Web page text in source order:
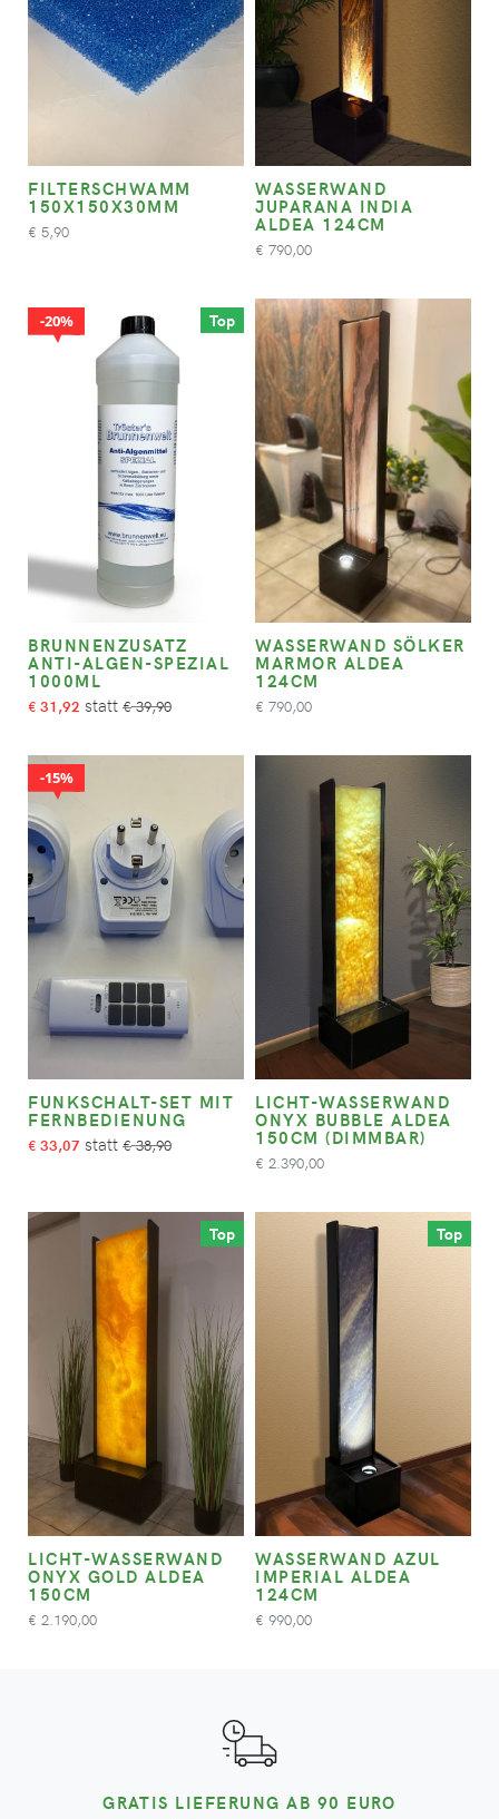
FILTERSCHWAMM
150X150X30MM
€ 5,90
WASSERWAND
JUPARANA INDIA
ALDEA 124CM
€ 790,00
Top
20%
BRUNNENZUSATZ
ANTI-ALGEN-SPEZIAL
1000ML
€ 31,92 €39,90
WASSERWAND SÖLKER
MARMOR ALDEA
124CM
€ 790,00
15%
FUNKSCHALT-SET MIT
FERNBEDIENUNG
€ 33,07 €38,90
LICHT-WASSERWAND
ONYX BUBBLE ALDEA
150CM (DIMMBAR)
€ 2.390,00
Top
LICHT-WASSERWAND
ONYX GOLD ALDEA
150CM
€ 2.190,00
Top
WASSERWAND AZUL
IMPERIAL ALDEA
124CM
€ 990,00
GRATIS LIEFERUNG AB 90 EURO